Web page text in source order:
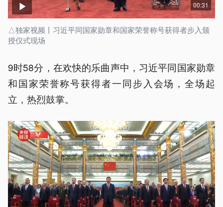
00:31
△独家视频丨习近平同国家勋章和国家荣誉称号获得者步入颁
授仪式现场
9时58分，在欢快的乐曲声中，习近平同国家勋章
和国家荣誉称号获得者一同步入会场，全场起
立，热烈鼓掌。